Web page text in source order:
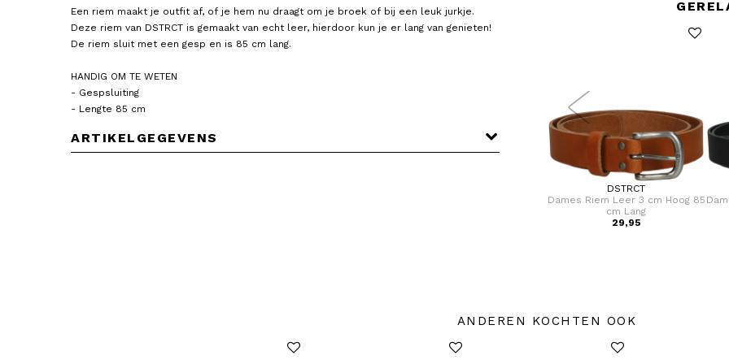
Een riem maakt je outfit af, of je hem nu draagt om je broek of bij een leuk jurkje.
Deze riem van DSTRCT is gemaakt van echt leer, hierdoor kun je er lang van genieten!
De riem sluit met een gesp en is 85 cm lang.
HANDIG OM TE WETEN
- Gespsluiting
- Lengte 85 cm
ARTIKELGEGEVENS
DSTRCT
Dames Riem Leer 3 cm Hoog 85
cm Lang
29,95
ANDEREN KOCHTEN OOK